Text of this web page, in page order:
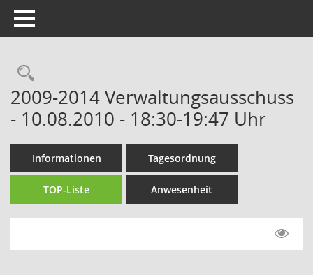
Toggle navigation
Rechercheauswahl
2009-2014 Verwaltungsausschuss
- 10.08.2010 - 18:30-19:47 Uhr
Informationen Tagesordnung
TOP-Liste Anwesenheit